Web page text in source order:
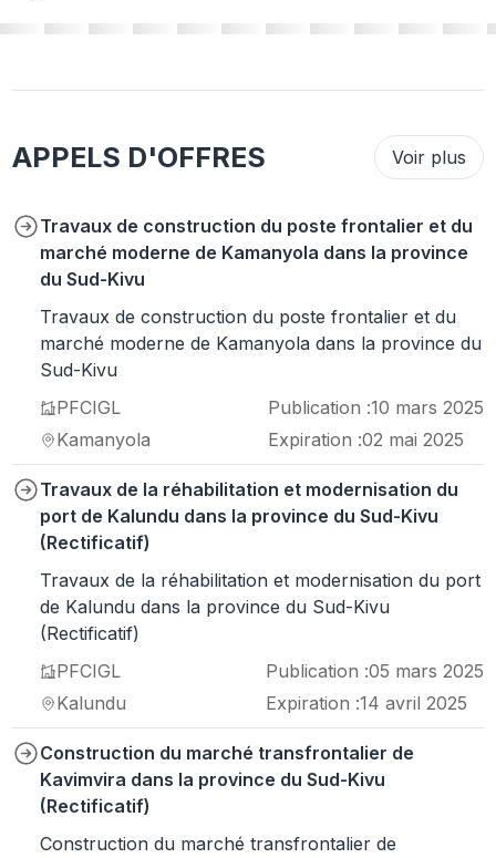
APPELS D'OFFRES Voir plus
Travaux de construction du poste frontalier et du
marché moderne de Kamanyola dans la province
du Sud-Kivu
Travaux de construction du poste frontalier et du
marché moderne de Kamanyola dans la province du
Sud-Kivu
PFCIGL
Kamanyola
Publication :10 mars 2025
Expiration :02 mai 2025
Travaux de la réhabilitation et modernisation du
port de Kalundu dans la province du Sud-Kivu
(Rectificatif)
Travaux de la réhabilitation et modernisation du port
de Kalundu dans la province du Sud-Kivu
(Rectificatif)
PFCIGL
Kalundu
Publication :05 mars 2025
Expiration :14 avril 2025
Construction du marché transfrontalier de
Kavimvira dans la province du Sud-Kivu
(Rectificatif)
Construction du marché transfrontalier de